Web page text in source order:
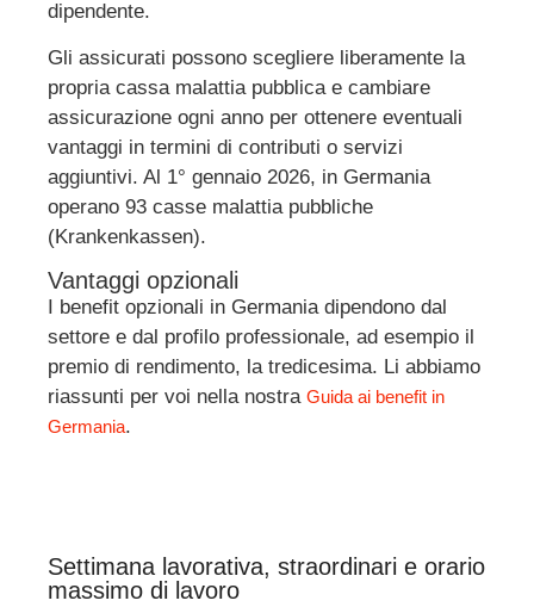
dipendente.
Gli assicurati possono scegliere liberamente la
propria cassa malattia pubblica e cambiare
assicurazione ogni anno per ottenere eventuali
vantaggi in termini di contributi o servizi
aggiuntivi. Al 1° gennaio 2026, in Germania
operano 93 casse malattia pubbliche
(Krankenkassen).
Vantaggi opzionali
I benefit opzionali in Germania dipendono dal
settore e dal profilo professionale, ad esempio il
premio di rendimento, la tredicesima. Li abbiamo
riassunti per voi nella nostra Guida ai benefit in
Germania.
Settimana lavorativa, straordinari e orario
massimo di lavoro